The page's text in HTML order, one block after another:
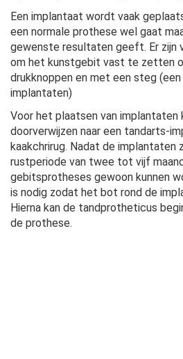
Een implantaat wordt vaak
een normale prothese wel gaat
gewenste resultaten geeft. Er zijn
om het kunstgebit vast te zetten
drukknoppen en met een steg
implantaten)
Voor het plaatsen van implantaten
doorverwijzen naar een tandarts-
kaakchrirug. Nadat de
rustperiode van twee tot vijf
gebitsprotheses gewoon kunnen
is nodig zodat het bot rond de
Hierna kan de tandprotheticus
de prothese.